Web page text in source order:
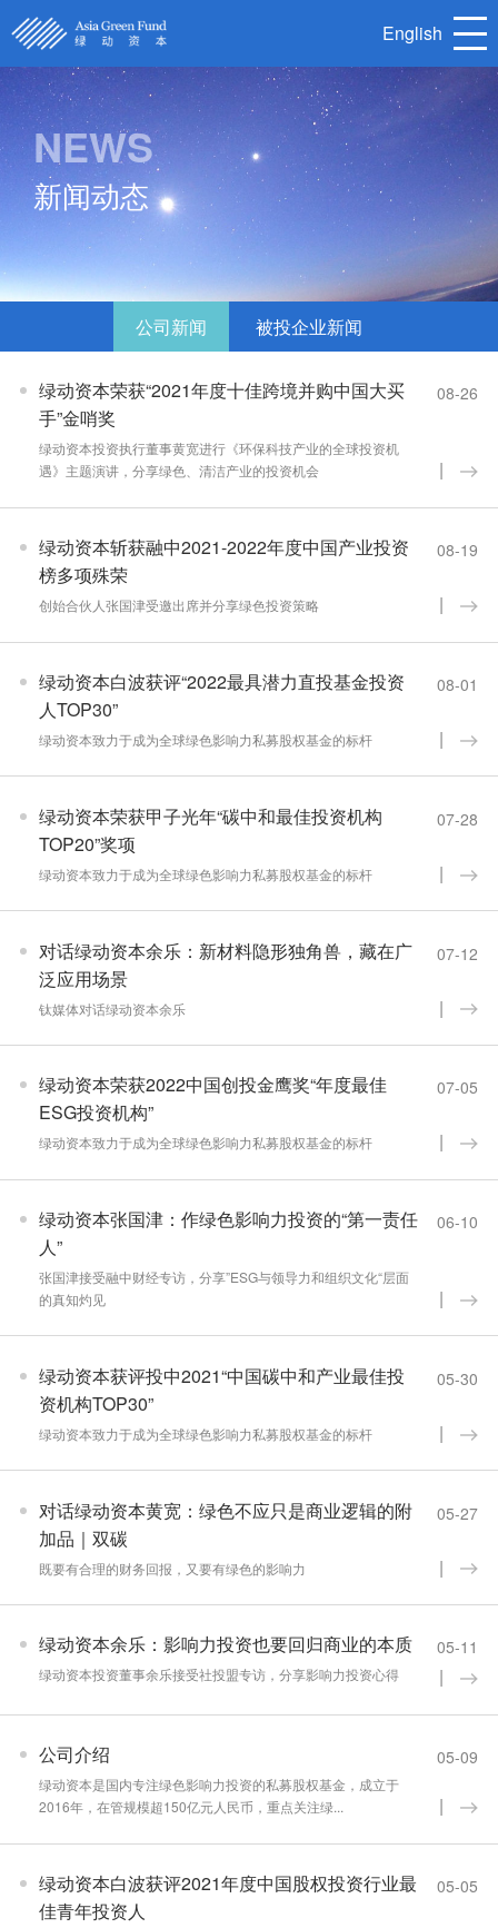
English
首页
关于我们
核心团队
新闻动态
联系我们
NEWS
新闻动态
公司新闻 被投企业新闻
绿动资本荣获“2021年度十佳跨境并购中国大买
手”金哨奖
绿动资本投资执行董事黄宽进行《环保科技产业的全球投资机
遇》主题演讲，分享绿色、清洁产业的投资机会
08-26
绿动资本斩获融中2021-2022年度中国产业投资
榜多项殊荣
创始合伙人张国津受邀出席并分享绿色投资策略
08-19
绿动资本白波获评“2022最具潜力直投基金投资
人TOP30”
绿动资本致力于成为全球绿色影响力私募股权基金的标杆
08-01
绿动资本荣获甲子光年“碳中和最佳投资机构
TOP20”奖项
绿动资本致力于成为全球绿色影响力私募股权基金的标杆
07-28
对话绿动资本余乐：新材料隐形独角兽，藏在广
泛应用场景
钛媒体对话绿动资本余乐
07-12
绿动资本荣获2022中国创投金鹰奖“年度最佳
ESG投资机构”
绿动资本致力于成为全球绿色影响力私募股权基金的标杆
07-05
绿动资本张国津：作绿色影响力投资的“第一责任
人”
张国津接受融中财经专访，分享”ESG与领导力和组织文化“层面
的真知灼见
06-10
绿动资本获评投中2021“中国碳中和产业最佳投
资机构TOP30”
绿动资本致力于成为全球绿色影响力私募股权基金的标杆
05-30
对话绿动资本黄宽：绿色不应只是商业逻辑的附
加品｜双碳
既要有合理的财务回报，又要有绿色的影响力
05-27
绿动资本余乐：影响力投资也要回归商业的本质
绿动资本投资董事余乐接受社投盟专访，分享影响力投资心得
05-11
公司介绍
绿动资本是国内专注绿色影响力投资的私募股权基金，成立于
2016年，在管规模超150亿元人民币，重点关注绿...
05-09
绿动资本白波获评2021年度中国股权投资行业最
佳青年投资人
05-05